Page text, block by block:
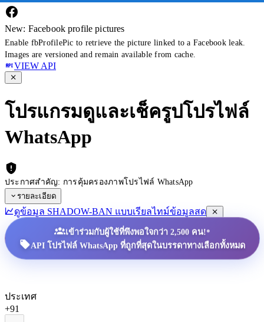
New: Facebook profile pictures
Enable fbProfilePic to retrieve the picture linked to a Facebook leak.
Images are versioned and remain available from cache.
VIEW API
โปรแกรมดูและเช็ครูปโปรไฟล์
WhatsApp
ประกาศสำคัญ: การคุ้มครองภาพโปรไฟล์ WhatsApp
รายละเอียด
ดูข้อมูล SHADOW-BAN แบบเรียลไทม์ข้อมูลสด
เข้าร่วมกับผู้ใช้ที่พึงพอใจกว่า 2,500 คน!•
API โปรไฟล์ WhatsApp ที่ถูกที่สุดในบรรดาทางเลือกทั้งหมด
ประเทศ
+91